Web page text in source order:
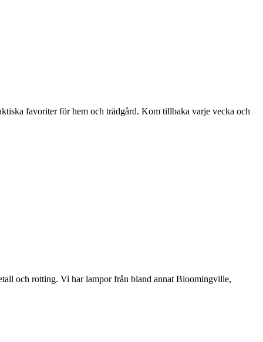
favoriter för hem och trädgård. Kom tillbaka varje vecka och
och rotting. Vi har lampor från bland annat Bloomingville,